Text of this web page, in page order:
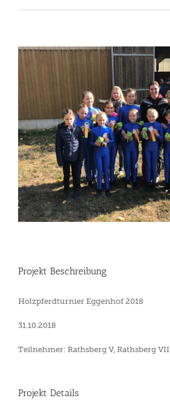
View
Larger
Projekt Beschreibung
Holzpferdturnier Eggenhof 2018
31.10.2018
Teilnehmer: Rathsberg V, Rathsberg VII
Projekt Details